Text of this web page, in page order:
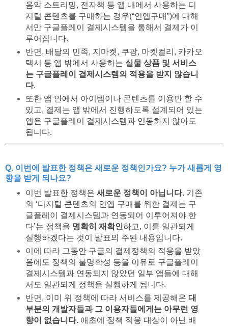
음악 스트리밍, 전자책 등 앱 내에서 사용하는 디
지털 콘텐츠를 구매하는 경우(“인앱구매”)에 대해
서만 구글플레이 결제시스템을 통해서 결제가 이
루어집니다.
반면, 배달의 민족, 지마켓, 쿠팡, 마켓컬리, 카카오
택시 등 앱 밖에서 사용하는 실물 상품 및 서비스
는 구글플레이 결제시스템의 적용을 받지 않습니
다.
또한 앱 안에서 아이템이나 콘텐츠를 이용만 할 수
있고, 결제는 앱 밖에서 진행하도록 설계되어 있는
앱은 구글플레이 결제시스템과 연동하지 않아도
됩니다.
Q. 이번에 발표한 정책은 새로운 정책인가요? 누가 새롭게 영
향을 받게 되나요?
이번 발표한 정책은 새로운 정책이 아닙니다. 기존
의 ‘디지털 콘텐츠의 인앱 구매를 위한 결제는 구
글플레이 결제시스템과 연동되어 이루어져야 한
다’는 정책을 명확히 재확인하고, 이를 일관되게
실행하겠다는 것이 발표의 주된 내용입니다.
이에 따라 그동안 구글의 결제정책의 적용을 받았
음에도 정책의 불명확성 등을 이유로 구글플레이
결제시스템과 연동되지 않았던 일부 앱들에 대해
서도 일관되게 정책을 실행하게 됩니다.
반면, 이미 위 정책에 따라 서비스를 제공해온 대
부분의 개발자들과 그 이용자들에게는 아무런 영
향이 없습니다. 애초에 정책 적용 대상이 아닌 배